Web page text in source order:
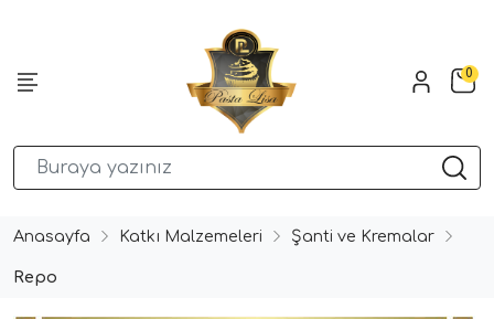
0
Anasayfa Katkı Malzemeleri Şanti ve Kremalar
Repo